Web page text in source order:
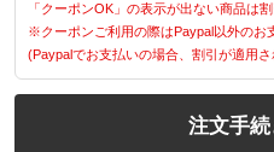
「クーポンOK」の表示が出ない商品は割
※クーポンご利用の際はPaypal以外のお
(Paypalでお支払いの場合、割引が適用
注文手